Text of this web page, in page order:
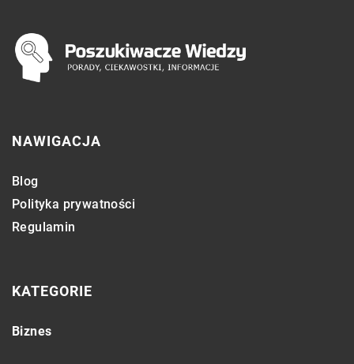
NAWIGACJA
Blog
Polityka prywatności
Regulamin
KATEGORIE
Biznes